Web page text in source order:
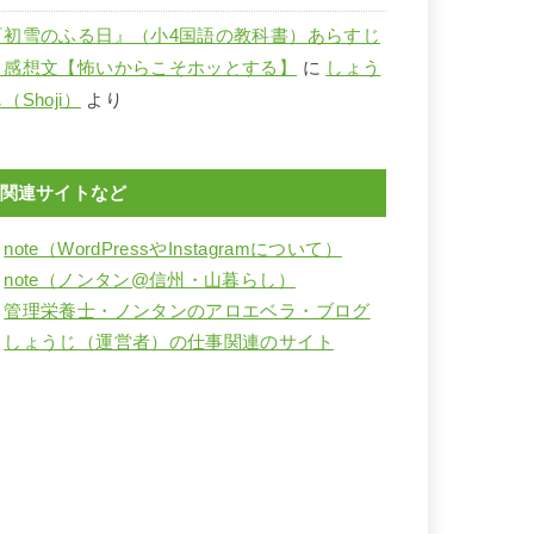
初雪のふる日』（小4国語の教科書）あらすじ
感想文【怖いからこそホッとする】
に しょう
Shoji）
より
関連サイトなど
note（WordPressやInstagramについて）
note（ノンタン@信州・山暮らし）
管理栄養士・ノンタンのアロエベラ・ブログ
しょうじ（運営者）の仕事関連のサイト